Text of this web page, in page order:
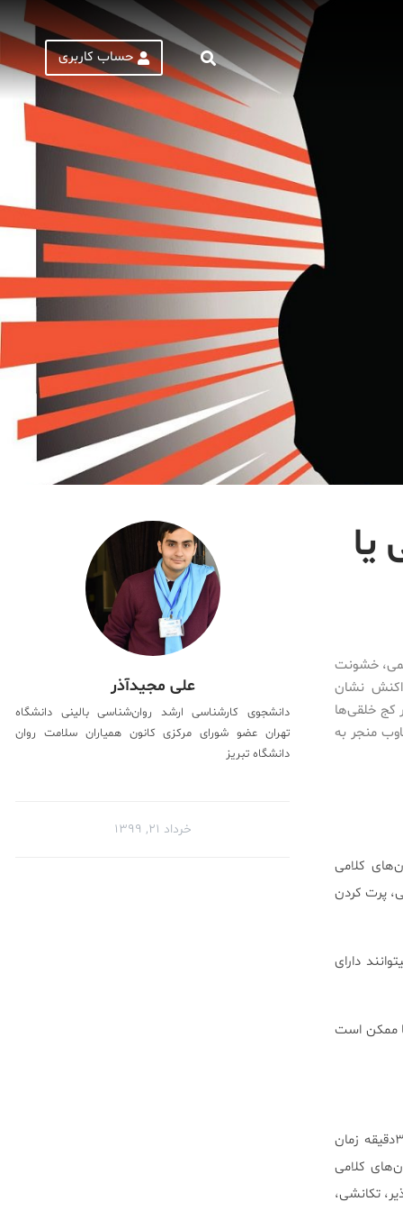
حساب کاربری
یا
خشونت
نشان
کج خلقی‌ها
منجر به
کلامی
پرت کردن
دارای
ممکن است
فوران‌های انفجاری بطور ناگهانی، و با هیچ هشداری یا با هشدار کوچکی رخ میدهند، و معمولا کمتر از ۳۰دقیقه زمان
کلامی
تکانشی،
علی مجیدآذر
دانشجوی کارشناسی ارشد روان‌شناسی بالینی دانشگاه
تهران عضو شورای مرکزی کانون همیاران سلامت روان
دانشگاه تبریز
خرداد ۲۱, ۱۳۹۹